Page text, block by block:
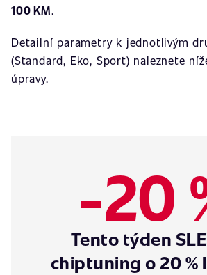
100 KM.
Detailní parametry k jednotlivým
(Standard, Eko, Sport) naleznete
úpravy.
-20
Tento týden
chiptuning o 20 %